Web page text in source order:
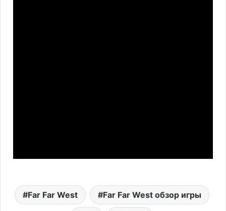
Far Far West Far Far West обзор игры